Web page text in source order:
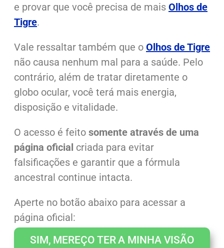
e provar que você precisa de mais Olhos de
Tigre.
Vale ressaltar também que o Olhos de Tigre
não causa nenhum mal para a saúde. Pelo
contrário, além de tratar diretamente o
globo ocular, você terá mais energia,
disposição e vitalidade.
O acesso é feito somente através de uma
página oficial criada para evitar
falsificações e garantir que a fórmula
ancestral continue intacta.
Aperte no botão abaixo para acessar a
página oficial:
SIM, MEREÇO TER A MINHA VISÃO